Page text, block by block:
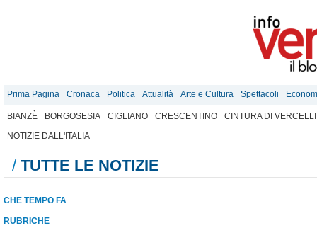
Prima Pagina Cronaca Politica Attualità Arte e Cultura Spettacoli
BIANZÈ BORGOSESIA CIGLIANO CRESCENTINO
CINTURA DI VERCELLI
NOTIZIE DALL'ITALIA
/ TUTTE LE NOTIZIE
CHE TEMPO FA
RUBRICHE